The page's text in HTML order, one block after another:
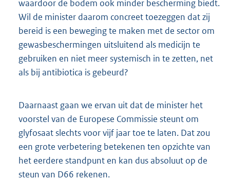
waardoor de bodem ook minder bescherming biedt.
Wil de minister daarom concreet toezeggen dat zij
bereid is een beweging te maken met de sector om
gewasbeschermingen uitsluitend als medicijn te
gebruiken en niet meer systemisch in te zetten, net
als bij antibiotica is gebeurd?
Daarnaast gaan we ervan uit dat de minister het
voorstel van de Europese Commissie steunt om
glyfosaat slechts voor vijf jaar toe te laten. Dat zou
een grote verbetering betekenen ten opzichte van
het eerdere standpunt en kan dus absoluut op de
steun van D66 rekenen.